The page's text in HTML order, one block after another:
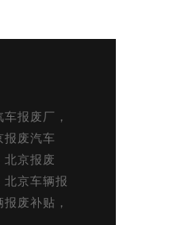
报废厂，
报废汽车
北京报废
北京车辆报
废补贴，